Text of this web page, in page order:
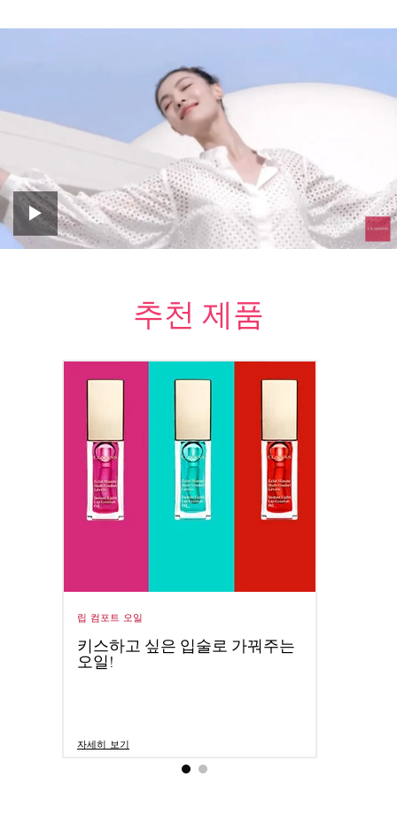
화이트 플러스 브라이트닝
크리미 무스 클렌저
추천 제품
립 컴포트 오일
키스하고 싶은 입술로 가꿔주는
오일!
자세히 보기